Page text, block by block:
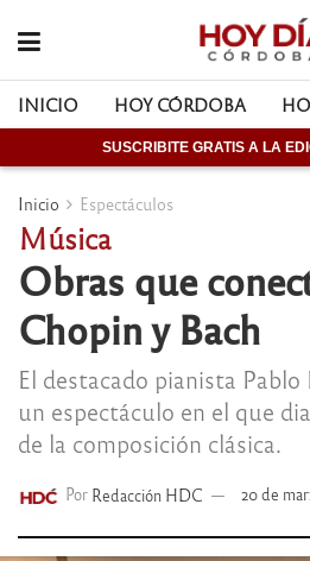
INICIO HOY CÓRDOBA
SUSCRIBITE GRATIS A LA
Inicio Espectáculos
Música
Obras que
Chopin y Bach
El destacado pianista
un espectáculo en el que
de la composición clásica.
Por Redacción HDC 20 de